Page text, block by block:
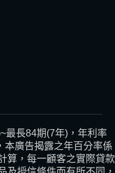
最長84期(7年)，年利率
本廣告揭露之年百分率係
算，每一顧客之實際貸款